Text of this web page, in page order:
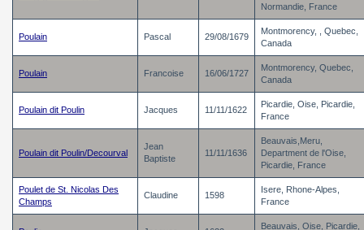
Normandie, France
Poulain Pascal 29/08/1679
Montmorency, , Quebec,
Canada
Poulain Francoise 16/06/1727
Montmorency, Quebec,
Canada
Poulain dit Poulin Jacques 11/11/1622
Picardie, Oise, Picardie,
France
Poulain dit Poulin/Decourval
Jean
Baptiste
11/11/1636
Beauvais,Meru,
Department de l'Oise,
Picardie, France
Poulet de St. Nicolas Des
Champs
Claudine 1598
Isere, Rhone-Alpes,
France
Beauvais, Oise, Picardie,